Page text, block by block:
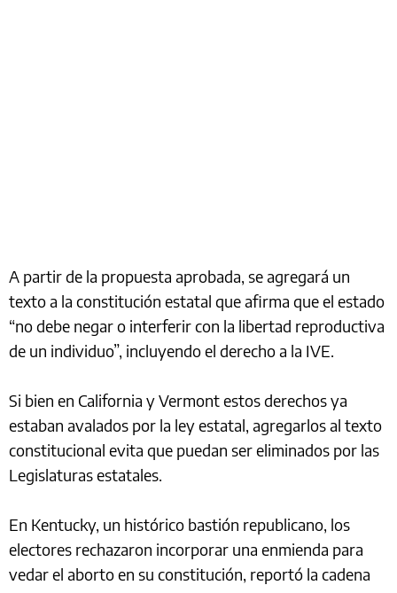
A partir de la propuesta aprobada, se agregará un
texto a la constitución estatal que afirma que el estado
“no debe negar o interferir con la libertad reproductiva
de un individuo”, incluyendo el derecho a la IVE.
Si bien en California y Vermont estos derechos ya
estaban avalados por la ley estatal, agregarlos al texto
constitucional evita que puedan ser eliminados por las
Legislaturas estatales.
En Kentucky, un histórico bastión republicano, los
electores rechazaron incorporar una enmienda para
vedar el aborto en su constitución, reportó la cadena